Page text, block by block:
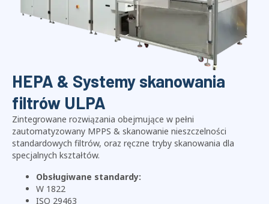
HEPA & Systemy skanowania
filtrów ULPA
Zintegrowane rozwiązania obejmujące w pełni
zautomatyzowany MPPS & skanowanie nieszczelności
standardowych filtrów, oraz ręczne tryby skanowania dla
specjalnych kształtów.
Obsługiwane standardy:
W 1822
ISO 29463